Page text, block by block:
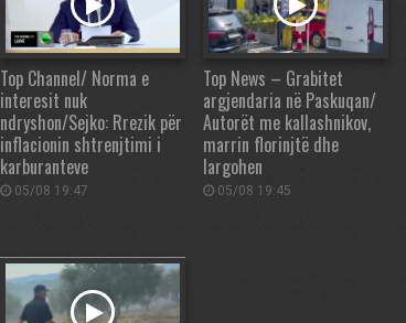
Top Channel/ Norma e
interesit nuk
ndryshon/Sejko: Rrezik për
inflacionin shtrenjtimi i
karburanteve
05/08 19:47
Top News – Grabitet
argjendaria në Paskuqan/
Autorët me kallashnikov,
marrin florinjtë dhe
largohen
05/08 19:45